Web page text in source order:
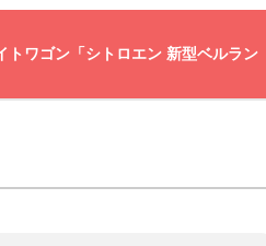
トワゴン「シトロエン 新型ベルラン